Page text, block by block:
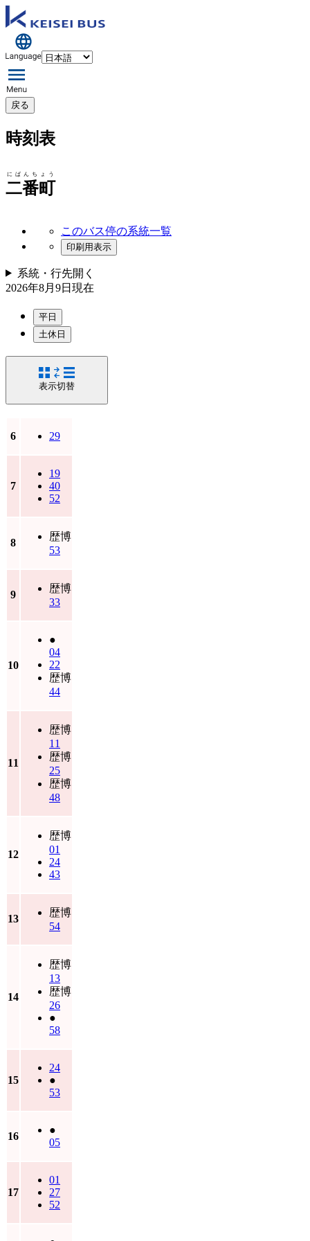
戻る
時刻表
二番町
にばんちょう
このバス停の系統一覧
印刷用表示
系統・行先開く
2026年8月9日 現在
平日
土休日
表示切替
6 29
7
19
40
52
8
歴博
53
9
歴博
33
10
●
04
22
歴博
44
11
歴博
11
歴博
25
歴博
48
12
歴博
01
24
43
13
歴博
54
14
歴博
13
歴博
26
●
58
15
24
●
53
16
●
05
17
01
27
52